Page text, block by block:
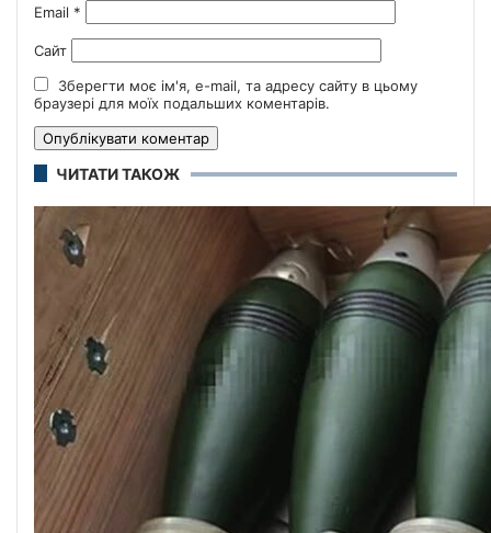
Email *
Сайт
Зберегти моє ім'я, e-mail, та адресу сайту в цьому
браузері для моїх подальших коментарів.
ЧИТАТИ ТАКОЖ